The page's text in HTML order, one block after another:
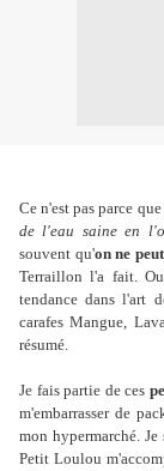
Ce n'est pas parce
de l'eau saine en
souvent qu'on ne
Terraillon l'a fait.
tendance dans l'art
carafes Mangue,
résumé.
Je fais partie de ces
m'embarrasser de
mon hypermarché.
Petit Loulou